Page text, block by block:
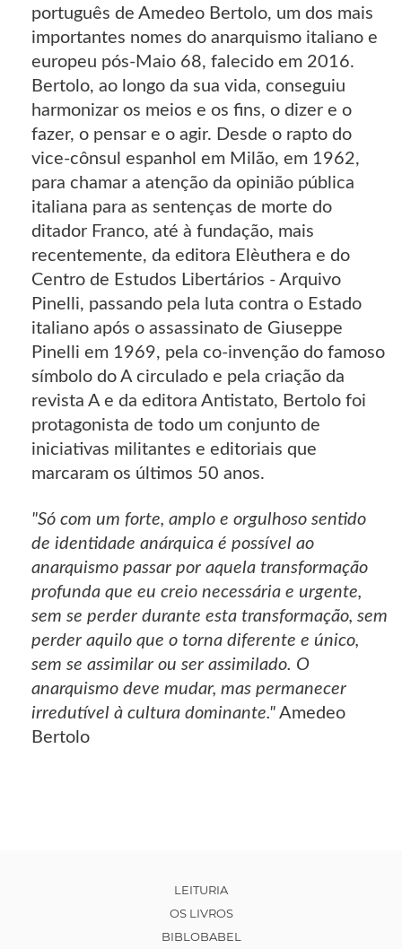
português de Amedeo Bertolo, um dos mais
importantes nomes do anarquismo italiano e
europeu pós-Maio 68, falecido em 2016.
Bertolo, ao longo da sua vida, conseguiu
harmonizar os meios e os fins, o dizer e o
fazer, o pensar e o agir. Desde o rapto do
vice-cônsul espanhol em Milão, em 1962,
para chamar a atenção da opinião pública
italiana para as sentenças de morte do
ditador Franco, até à fundação, mais
recentemente, da editora Elèuthera e do
Centro de Estudos Libertários - Arquivo
Pinelli, passando pela luta contra o Estado
italiano após o assassinato de Giuseppe
Pinelli em 1969, pela co-invenção do famoso
símbolo do A circulado e pela criação da
revista A e da editora Antistato, Bertolo foi
protagonista de todo um conjunto de
iniciativas militantes e editoriais que
marcaram os últimos 50 anos.
"Só com um forte, amplo e orgulhoso sentido
de identidade anárquica é possível ao
anarquismo passar por aquela transformação
profunda que eu creio necessária e urgente,
sem se perder durante esta transformação, sem
perder aquilo que o torna diferente e único,
sem se assimilar ou ser assimilado. O
anarquismo deve mudar, mas permanecer
irredutível à cultura dominante." Amedeo
Bertolo
LEITURIA
OS LIVROS
BIBLOBABEL